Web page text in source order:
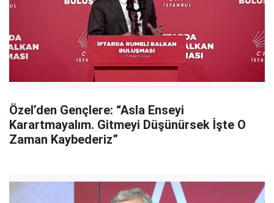
Özel’den Gençlere: “Asla Enseyi
Karartmayalım. Gitmeyi Düşünürsek İşte O
Zaman Kaybederiz”